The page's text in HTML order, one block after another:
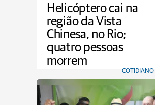
Helicóptero cai na
região da Vista
Chinesa, no Rio;
quatro pessoas
morrem
COTIDIANO